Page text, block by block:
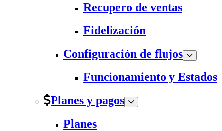
Recupero de ventas
Fidelización
Configuración de flujos
Funcionamiento y Estados
Planes y pagos
Planes